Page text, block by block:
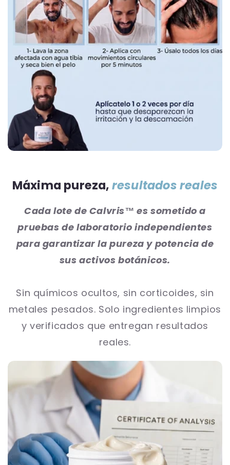
Máxima pureza,resultados reales
Cada lote de Calvris™ es sometido a
pruebas de laboratorio independientes
para garantizar la pureza y potencia de
sus activos botánicos.
Sin químicos ocultos, sin corticoides, sin
metales pesados. Solo ingredientes limpios
y verificados que entregan resultados
reales.